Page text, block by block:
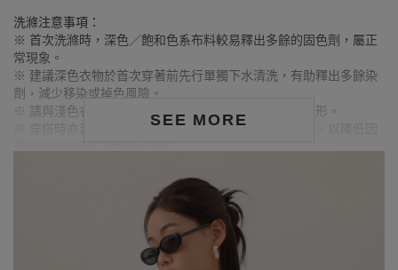
SEE MORE
洗滌注意事項：
※ 首次洗滌時，深色／飽和色系布料較易釋出多餘的固色劑，屬正
常現象。
※ 建議深色衣物於首次穿著前先行單獨下水清洗，有助釋出多餘染
劑，減少移染或掉色風險。
※ 請與淺色衣物分開洗滌，避免互相染色或產生移染情形。
※ 穿搭時亦建議避免與淺色配件、包款、飾品一同使用，以降低因
設定差異略有不同，請以實際商品顏色為準。